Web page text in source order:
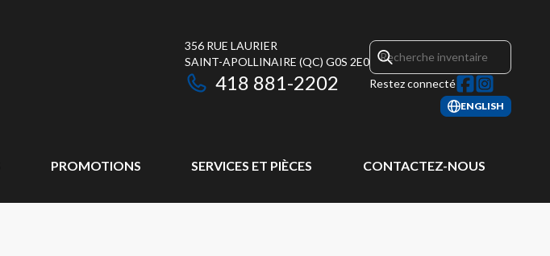
356 RUE LAURIER
SAINT-APOLLINAIRE (QC) G0S 2E0
418 881-2202 Restez connecté
ENGLISH
PROMOTIONS SERVICES ET PIÈCES CONTACTEZ-NOUS